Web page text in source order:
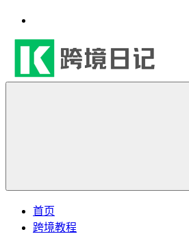
首页
跨境教程